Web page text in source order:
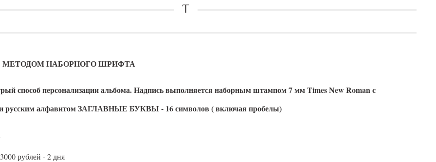
Т
МЕТОДОМ НАБОРНОГО ШРИФТА
способ персонализации альбома. Надпись выполняется наборным штампом 7 мм Times New Roman с
русским алфавитом ЗАГЛАВНЫЕ БУКВЫ - 16 символов ( включая пробелы)
рублей - 2 дня